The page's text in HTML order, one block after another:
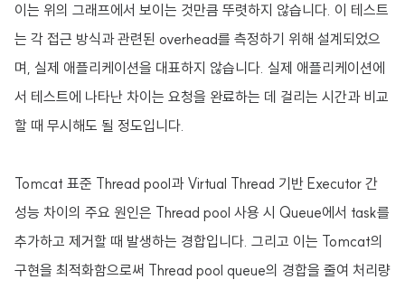
이는 위의 그래프에서 보이는 것만큼 뚜렷하지 않습니다. 이 테스트
는 각 접근 방식과 관련된 overhead를 측정하기 위해 설계되었으
며, 실제 애플리케이션을 대표하지 않습니다. 실제 애플리케이션에
서 테스트에 나타난 차이는 요청을 완료하는 데 걸리는 시간과 비교
할 때 무시해도 될 정도입니다.
Tomcat 표준 Thread pool과 Virtual Thread 기반 Executor 간
성능 차이의 주요 원인은 Thread pool 사용 시 Queue에서 task를
추가하고 제거할 때 발생하는 경합입니다. 그리고 이는 Tomcat의
구현을 최적화함으로써 Thread pool queue의 경합을 줄여 처리량